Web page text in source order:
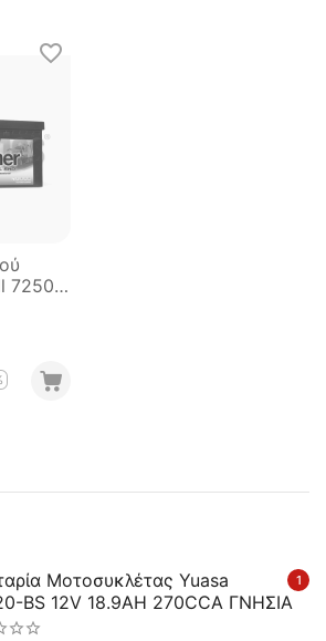
72503
1
Μοτοσυκλέτας Yuasa
BS 12V 18.9AH 270CCA ΓΝΗΣΙΑ